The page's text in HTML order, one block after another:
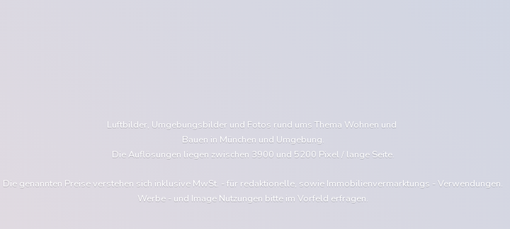
Luftbilder, Umgebungsbilder und Fotos rund ums Thema Wohnen und
Bauen in München und Umgebung.
Die Auflösungen liegen zwischen 3900 und 5200 Pixel / lange Seite.
Die genannten Preise verstehen sich inklusive MwSt. - für redaktionelle, sowie Immobilienvermarktungs - Verwendungen.
Werbe - und Image Nutzungen bitte im Vorfeld erfragen.